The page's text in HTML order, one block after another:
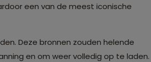
een van de meest iconische
Deze bronnen zouden helende
en om weer volledig op te laden.